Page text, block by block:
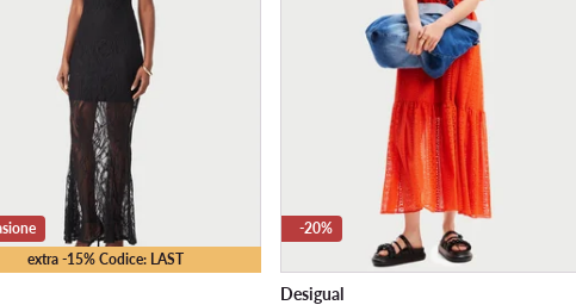
extra -15% Codice: LAST
-20%
Desigual